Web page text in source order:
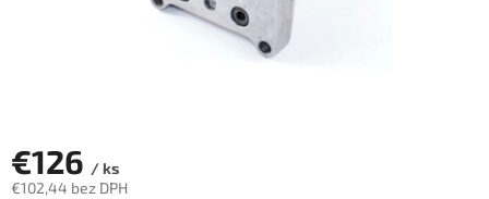
€126 / ks
€102,44 bez DPH